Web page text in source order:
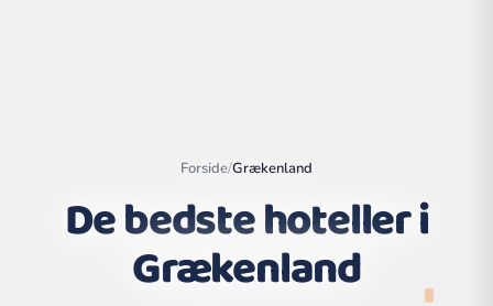
Forside/Grækenland
De bedste hoteller i
Grækenland